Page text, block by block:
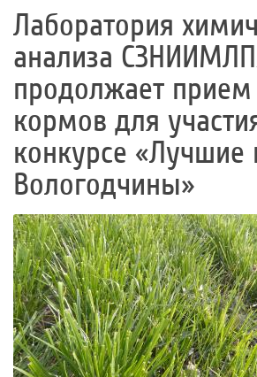
​Лаборатория
анализа
продолжает
кормов для
конкурсе «Лучшие
Вологодчины»